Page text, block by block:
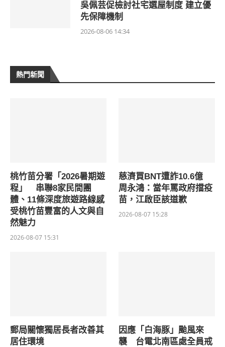
吳佩芸促檢討社宅選屋制度 建立優
先保障機制
2026-08-06 14:34
熱門新聞
桃竹苗分署「2026暑期遊
程」 串聯8家民間團
體、11條深度旅遊路線感
受桃竹苗豐富的人文與自
然魅力
2026-08-07 15:31
慈濟買BNT遭詐10.6億
周永鴻：當年罵政府擋疫
苗，江啟臣該道歉
2026-08-07 15:28
郵局關懷獨居長者改善其
居住環境
因應「白海豚」颱風來
襲 台電北南區處全員戒